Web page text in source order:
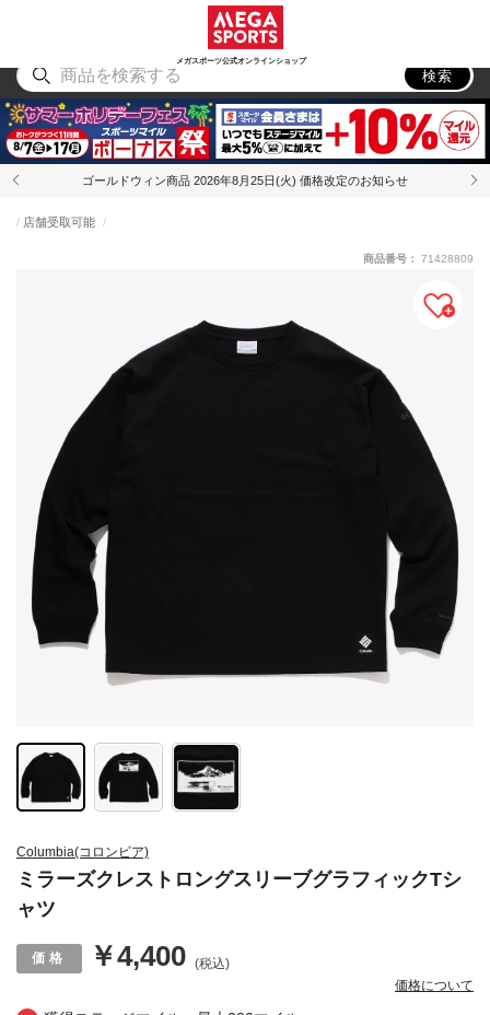
メガスポーツ公式オンラインショップ
アウトドア
検索
ゴールドウィン商品 2026年8月25日(火) 価格改定のお知らせ
Columbia(コロンビア)
ミラーズクレストロングスリーブグラフィックTシ
ャツ
店舗受取可能
￥4,400 (税込)
価格について
商品番号： 71428809